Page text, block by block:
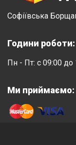
Софіївська
Години роботи:
Пн - Пт: с 09:00 до
Ми приймаємо: